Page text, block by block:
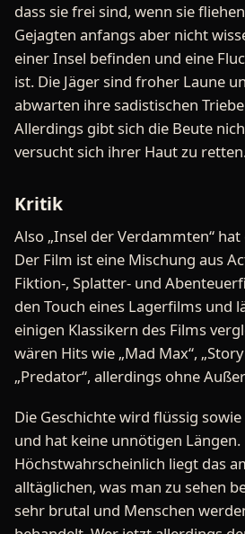
dass sie frei sind, wenn sie
Gejagten anfangs aber nicht
einer Insel befinden und eine
ist. Die Jäger sind froher Laune
abwarten ihre sadistischen
Allerdings gibt sich die Beute
versucht sich ihrer Haut zu
Kritik
Also „Insel der Verdammten“
Der Film ist eine Mischung aus
Fiktion-, Splatter- und
den Touch eines Lagerfilms und
einigen Klassikern des Films
wären Hits wie „Mad Max“,
„Predator“, allerdings ohne
Die Geschichte wird flüssig
und hat keine unnötigen Längen.
Höchstwahrscheinlich liegt das
alltäglichen, was man zu sehen
sehr brutal und Menschen